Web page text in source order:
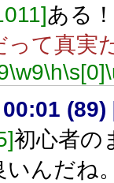
ある！
って真実
\w9\h\s[0]
(89)
初心者の
いんだね